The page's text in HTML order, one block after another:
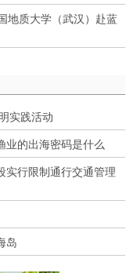
地质大学（武汉）赴蓝
实践活动
业的出海密码是什么
实行限制通行交通管理
岛